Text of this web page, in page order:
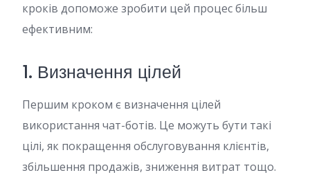
кроків допоможе зробити цей процес більш
ефективним:
1. Визначення цілей
Першим кроком є визначення цілей
використання чат-ботів. Це можуть бути такі
цілі, як покращення обслуговування клієнтів,
збільшення продажів, зниження витрат тощо.